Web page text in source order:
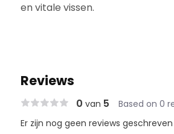
en vitale vissen.
Reviews
0 van 5 Based on 0
Er zijn nog geen reviews